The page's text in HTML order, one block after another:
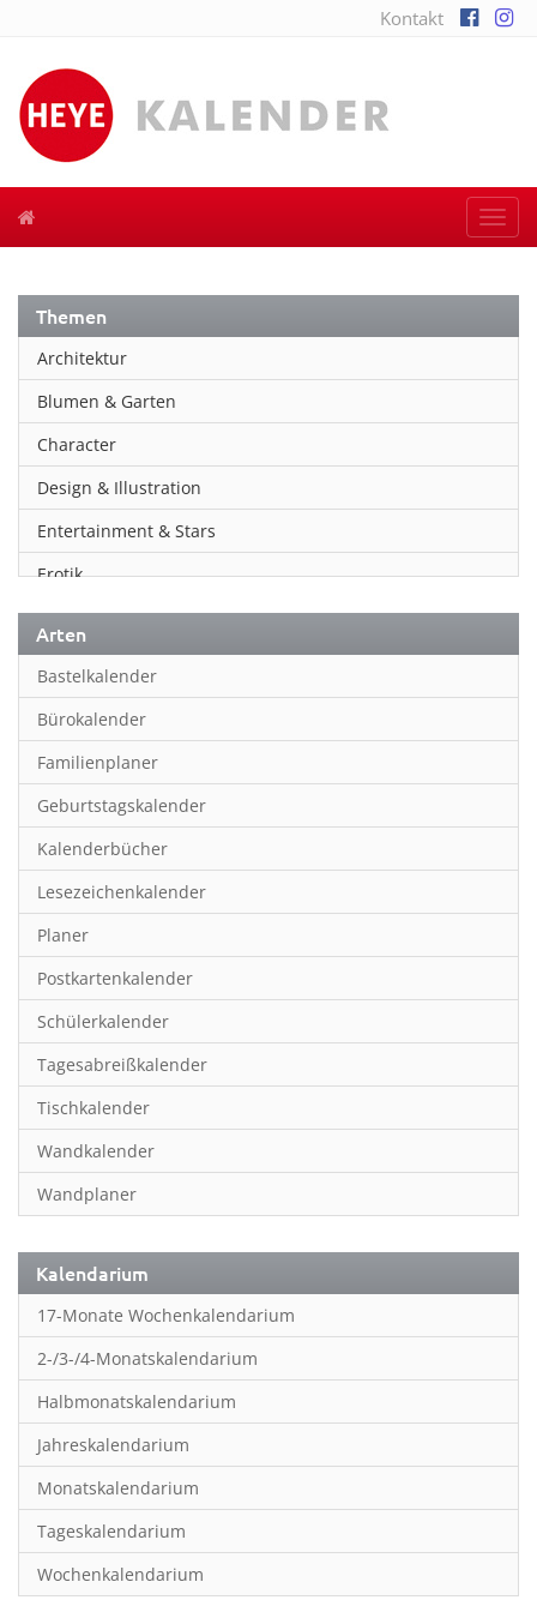
Kontakt
Themen
Architektur
Blumen & Garten
Character
Design & Illustration
Entertainment & Stars
Erotik
Essen & Trinken
Familienplaner
Fantasy
Film
Fotokunst
Frauen
Fußball
Geburtstagskalender
Hobby & Basteln
Humor & Cartoon
Inpiration & Entspannung
Inspiration & Entspannung
Inspiration & Spiritualität
Kinderkalender
Kunst
Länder & Städte
Landschaft & Natur
Lifestyle
Literatur
Manga & Animé
Neutrale Kalender
Partner- & Wandplaner
Planung & Organisation
Arten
Bastelkalender
Bürokalender
Familienplaner
Geburtstagskalender
Kalenderbücher
Lesezeichenkalender
Planer
Postkartenkalender
Schülerkalender
Tagesabreißkalender
Tischkalender
Wandkalender
Wandplaner
Kalendarium
17-Monate Wochenkalendarium
2-/3-/4-Monatskalendarium
Halbmonatskalendarium
Jahreskalendarium
Monatskalendarium
Tageskalendarium
Wochenkalendarium